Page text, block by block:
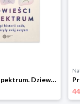
Opowieści w spektrum. Dziewięć historii osób, które odkryły swój autyzm Copernicus center press